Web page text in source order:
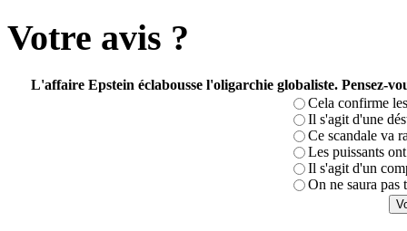
Votre avis ?
L'affaire Epstein éclabousse l'oligarchie globaliste. Pensez-
Cela confirme
Il s'agit d'une
Ce scandale va
Les puissants
Il s'agit d'un
On ne saura pas